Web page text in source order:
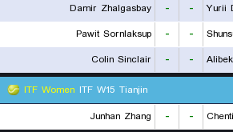
Damir Zhalgasbay
- -
Yurii
Pawit Sornlaksup
- -
Colin Sinclair
- -
ITF Women ITF W15 Tianjin
Junhan Zhang
- -